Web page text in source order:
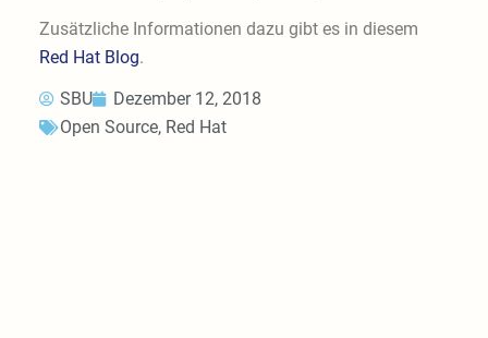
Zusätzliche Informationen dazu gibt es in diesem
Red Hat Blog.
SBU
Dezember 12, 2018
Open Source, Red Hat